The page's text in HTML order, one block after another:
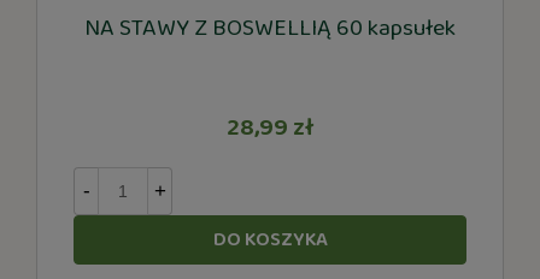
NA STAWY Z BOSWELLIĄ 60 kapsułek
28,99 zł
- +
DO KOSZYKA